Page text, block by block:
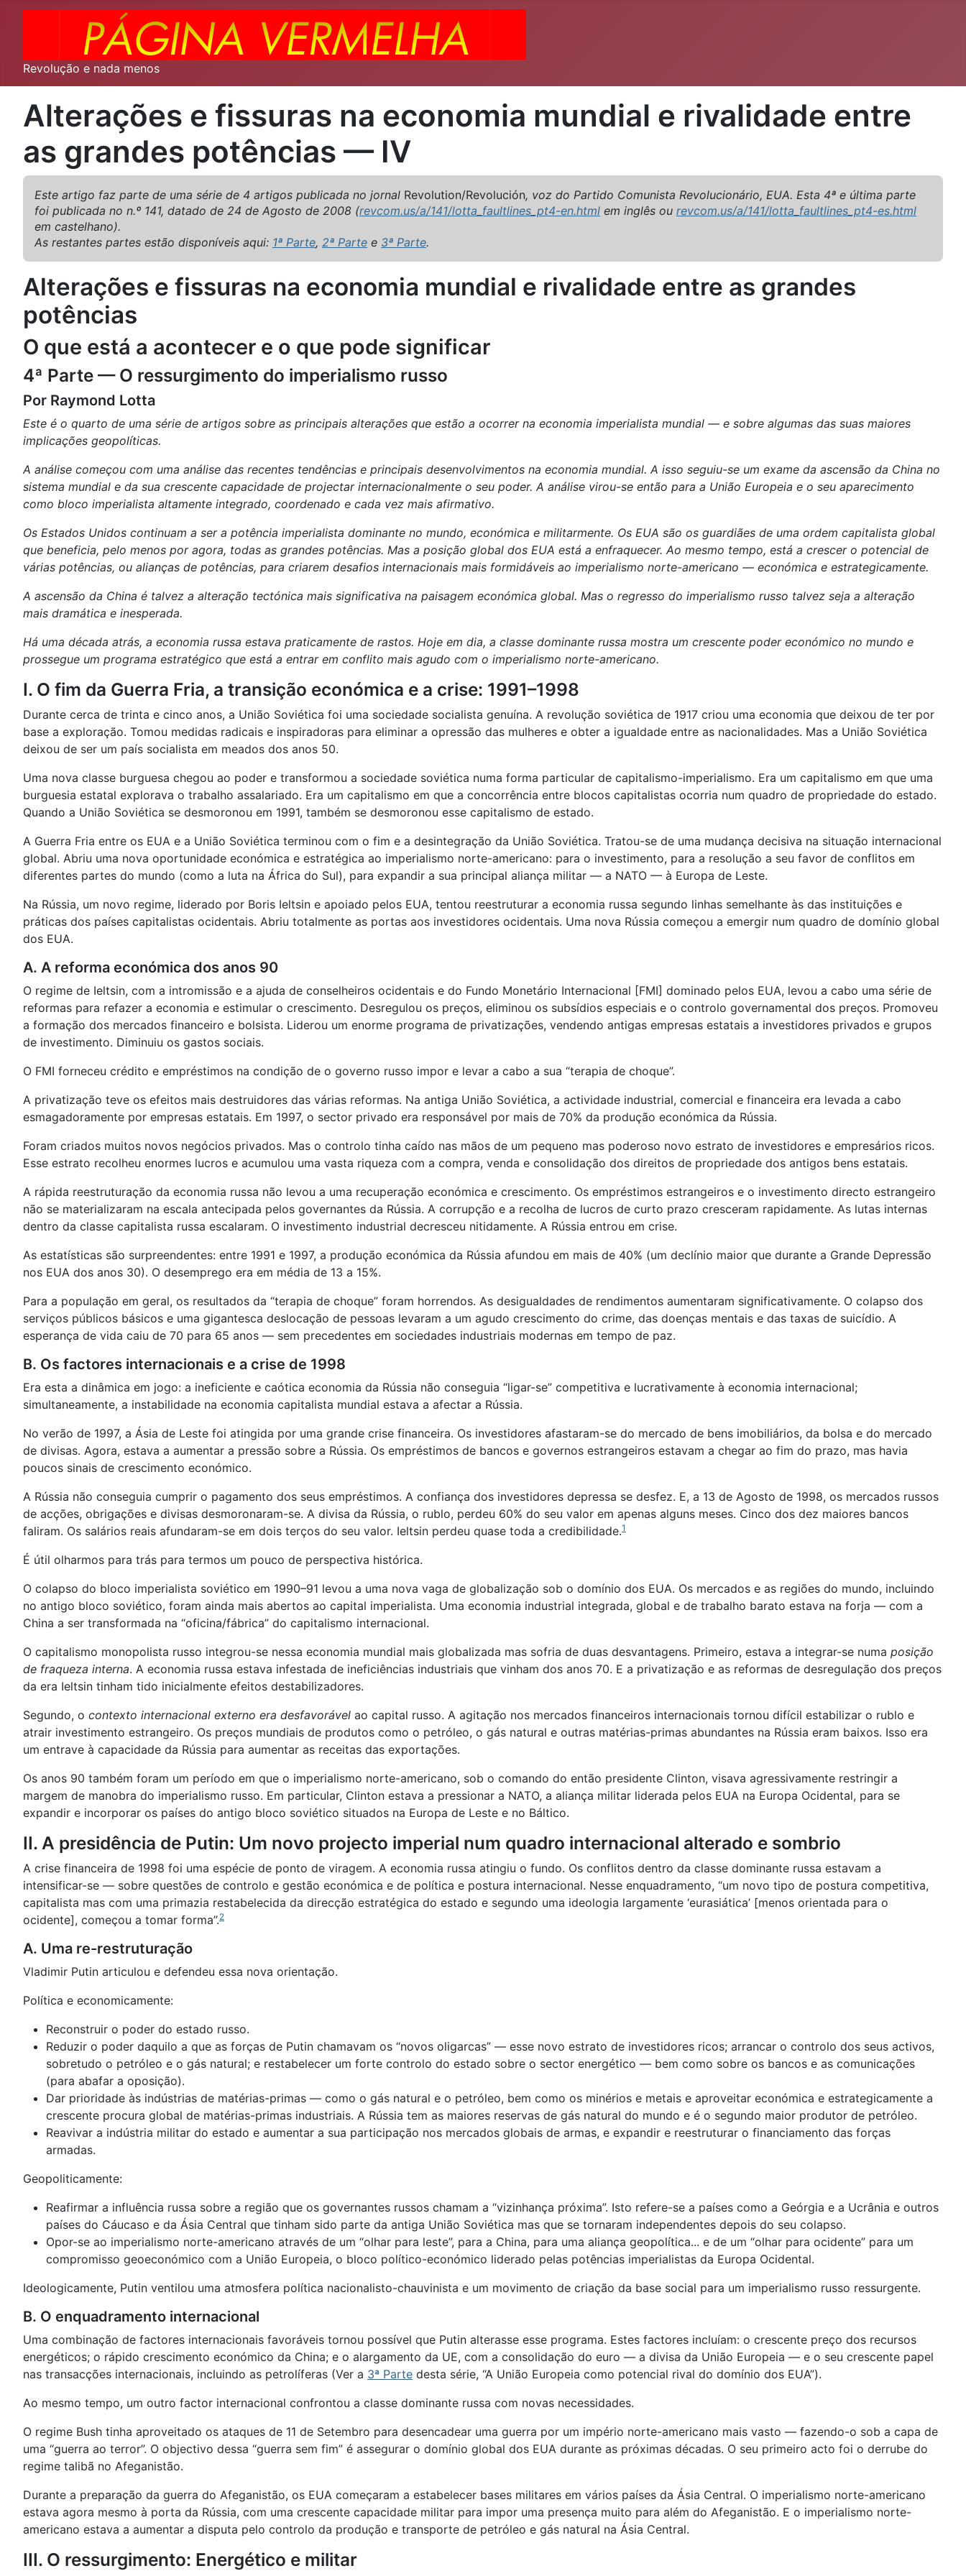
Revolução e nada menos
Alterações e fissuras na economia mundial e rivalidade entre
as grandes potências — IV
Este artigo faz parte de uma série de 4 artigos publicada no jornal Revolution/Revolución, voz do Partido Comunista Revolucionário, EUA. Esta 4ª e última parte
foi publicada no n.º 141, datado de 24 de Agosto de 2008 (revcom.us/a/141/lotta_faultlines_pt4-en.html em inglês ou revcom.us/a/141/lotta_faultlines_pt4-es.html
em castelhano).
As restantes partes estão disponíveis aqui: 1ª Parte, 2ª Parte e 3ª Parte.
Alterações e fissuras na economia mundial e rivalidade entre as grandes
potências
O que está a acontecer e o que pode significar
4ª Parte — O ressurgimento do imperialismo russo
Por Raymond Lotta
Este é o quarto de uma série de artigos sobre as principais alterações que estão a ocorrer na economia imperialista mundial — e sobre algumas das suas maiores
implicações geopolíticas.
A análise começou com uma análise das recentes tendências e principais desenvolvimentos na economia mundial. A isso seguiu-se um exame da ascensão da China no
sistema mundial e da sua crescente capacidade de projectar internacionalmente o seu poder. A análise virou-se então para a União Europeia e o seu aparecimento
como bloco imperialista altamente integrado, coordenado e cada vez mais afirmativo.
Os Estados Unidos continuam a ser a potência imperialista dominante no mundo, económica e militarmente. Os EUA são os guardiães de uma ordem capitalista global
que beneficia, pelo menos por agora, todas as grandes potências. Mas a posição global dos EUA está a enfraquecer. Ao mesmo tempo, está a crescer o potencial de
várias potências, ou alianças de potências, para criarem desafios internacionais mais formidáveis ao imperialismo norte-americano — económica e estrategicamente.
A ascensão da China é talvez a alteração tectónica mais significativa na paisagem económica global. Mas o regresso do imperialismo russo talvez seja a alteração
mais dramática e inesperada.
Há uma década atrás, a economia russa estava praticamente de rastos. Hoje em dia, a classe dominante russa mostra um crescente poder económico no mundo e
prossegue um programa estratégico que está a entrar em conflito mais agudo com o imperialismo norte-americano.
I. O fim da Guerra Fria, a transição económica e a crise: 1991–1998
Durante cerca de trinta e cinco anos, a União Soviética foi uma sociedade socialista genuína. A revolução soviética de 1917 criou uma economia que deixou de ter por
base a exploração. Tomou medidas radicais e inspiradoras para eliminar a opressão das mulheres e obter a igualdade entre as nacionalidades. Mas a União Soviética
deixou de ser um país socialista em meados dos anos 50.
Uma nova classe burguesa chegou ao poder e transformou a sociedade soviética numa forma particular de capitalismo-imperialismo. Era um capitalismo em que uma
burguesia estatal explorava o trabalho assalariado. Era um capitalismo em que a concorrência entre blocos capitalistas ocorria num quadro de propriedade do estado.
Quando a União Soviética se desmoronou em 1991, também se desmoronou esse capitalismo de estado.
A Guerra Fria entre os EUA e a União Soviética terminou com o fim e a desintegração da União Soviética. Tratou-se de uma mudança decisiva na situação internacional
global. Abriu uma nova oportunidade económica e estratégica ao imperialismo norte-americano: para o investimento, para a resolução a seu favor de conflitos em
diferentes partes do mundo (como a luta na África do Sul), para expandir a sua principal aliança militar — a NATO — à Europa de Leste.
Na Rússia, um novo regime, liderado por Boris Ieltsin e apoiado pelos EUA, tentou reestruturar a economia russa segundo linhas semelhante às das instituições e
práticas dos países capitalistas ocidentais. Abriu totalmente as portas aos investidores ocidentais. Uma nova Rússia começou a emergir num quadro de domínio global
dos EUA.
A. A reforma económica dos anos 90
O regime de Ieltsin, com a intromissão e a ajuda de conselheiros ocidentais e do Fundo Monetário Internacional [FMI] dominado pelos EUA, levou a cabo uma série de
reformas para refazer a economia e estimular o crescimento. Desregulou os preços, eliminou os subsídios especiais e o controlo governamental dos preços. Promoveu
a formação dos mercados financeiro e bolsista. Liderou um enorme programa de privatizações, vendendo antigas empresas estatais a investidores privados e grupos
de investimento. Diminuiu os gastos sociais.
O FMI forneceu crédito e empréstimos na condição de o governo russo impor e levar a cabo a sua “terapia de choque”.
A privatização teve os efeitos mais destruidores das várias reformas. Na antiga União Soviética, a actividade industrial, comercial e financeira era levada a cabo
esmagadoramente por empresas estatais. Em 1997, o sector privado era responsável por mais de 70% da produção económica da Rússia.
Foram criados muitos novos negócios privados. Mas o controlo tinha caído nas mãos de um pequeno mas poderoso novo estrato de investidores e empresários ricos.
Esse estrato recolheu enormes lucros e acumulou uma vasta riqueza com a compra, venda e consolidação dos direitos de propriedade dos antigos bens estatais.
A rápida reestruturação da economia russa não levou a uma recuperação económica e crescimento. Os empréstimos estrangeiros e o investimento directo estrangeiro
não se materializaram na escala antecipada pelos governantes da Rússia. A corrupção e a recolha de lucros de curto prazo cresceram rapidamente. As lutas internas
dentro da classe capitalista russa escalaram. O investimento industrial decresceu nitidamente. A Rússia entrou em crise.
As estatísticas são surpreendentes: entre 1991 e 1997, a produção económica da Rússia afundou em mais de 40% (um declínio maior que durante a Grande Depressão
nos EUA dos anos 30). O desemprego era em média de 13 a 15%.
Para a população em geral, os resultados da “terapia de choque” foram horrendos. As desigualdades de rendimentos aumentaram significativamente. O colapso dos
serviços públicos básicos e uma gigantesca deslocação de pessoas levaram a um agudo crescimento do crime, das doenças mentais e das taxas de suicídio. A
esperança de vida caiu de 70 para 65 anos — sem precedentes em sociedades industriais modernas em tempo de paz.
B. Os factores internacionais e a crise de 1998
Era esta a dinâmica em jogo: a ineficiente e caótica economia da Rússia não conseguia “ligar-se” competitiva e lucrativamente à economia internacional;
simultaneamente, a instabilidade na economia capitalista mundial estava a afectar a Rússia.
No verão de 1997, a Ásia de Leste foi atingida por uma grande crise financeira. Os investidores afastaram-se do mercado de bens imobiliários, da bolsa e do mercado
de divisas. Agora, estava a aumentar a pressão sobre a Rússia. Os empréstimos de bancos e governos estrangeiros estavam a chegar ao fim do prazo, mas havia
poucos sinais de crescimento económico.
A Rússia não conseguia cumprir o pagamento dos seus empréstimos. A confiança dos investidores depressa se desfez. E, a 13 de Agosto de 1998, os mercados russos
de acções, obrigações e divisas desmoronaram-se. A divisa da Rússia, o rublo, perdeu 60% do seu valor em apenas alguns meses. Cinco dos dez maiores bancos
faliram. Os salários reais afundaram-se em dois terços do seu valor. Ieltsin perdeu quase toda a credibilidade.1
É útil olharmos para trás para termos um pouco de perspectiva histórica.
O colapso do bloco imperialista soviético em 1990–91 levou a uma nova vaga de globalização sob o domínio dos EUA. Os mercados e as regiões do mundo, incluindo
no antigo bloco soviético, foram ainda mais abertos ao capital imperialista. Uma economia industrial integrada, global e de trabalho barato estava na forja — com a
China a ser transformada na “oficina/fábrica” do capitalismo internacional.
O capitalismo monopolista russo integrou-se nessa economia mundial mais globalizada mas sofria de duas desvantagens. Primeiro, estava a integrar-se numa posição
de fraqueza interna. A economia russa estava infestada de ineficiências industriais que vinham dos anos 70. E a privatização e as reformas de desregulação dos preços
da era Ieltsin tinham tido inicialmente efeitos destabilizadores.
Segundo, o contexto internacional externo era desfavorável ao capital russo. A agitação nos mercados financeiros internacionais tornou difícil estabilizar o rublo e
atrair investimento estrangeiro. Os preços mundiais de produtos como o petróleo, o gás natural e outras matérias-primas abundantes na Rússia eram baixos. Isso era
um entrave à capacidade da Rússia para aumentar as receitas das exportações.
Os anos 90 também foram um período em que o imperialismo norte-americano, sob o comando do então presidente Clinton, visava agressivamente restringir a
margem de manobra do imperialismo russo. Em particular, Clinton estava a pressionar a NATO, a aliança militar liderada pelos EUA na Europa Ocidental, para se
expandir e incorporar os países do antigo bloco soviético situados na Europa de Leste e no Báltico.
II. A presidência de Putin: Um novo projecto imperial num quadro internacional alterado e sombrio
A crise financeira de 1998 foi uma espécie de ponto de viragem. A economia russa atingiu o fundo. Os conflitos dentro da classe dominante russa estavam a
intensificar-se — sobre questões de controlo e gestão económica e de política e postura internacional. Nesse enquadramento, “um novo tipo de postura competitiva,
capitalista mas com uma primazia restabelecida da direcção estratégica do estado e segundo uma ideologia largamente ‘eurasiática’ [menos orientada para o
ocidente], começou a tomar forma”.2
A. Uma re-restruturação
Vladimir Putin articulou e defendeu essa nova orientação.
Política e economicamente:
Reconstruir o poder do estado russo.
Reduzir o poder daquilo a que as forças de Putin chamavam os “novos oligarcas” — esse novo estrato de investidores ricos; arrancar o controlo dos seus activos,
sobretudo o petróleo e o gás natural; e restabelecer um forte controlo do estado sobre o sector energético — bem como sobre os bancos e as comunicações
(para abafar a oposição).
Dar prioridade às indústrias de matérias-primas — como o gás natural e o petróleo, bem como os minérios e metais e aproveitar económica e estrategicamente a
crescente procura global de matérias-primas industriais. A Rússia tem as maiores reservas de gás natural do mundo e é o segundo maior produtor de petróleo.
Reavivar a indústria militar do estado e aumentar a sua participação nos mercados globais de armas, e expandir e reestruturar o financiamento das forças
armadas.
Geopoliticamente:
Reafirmar a influência russa sobre a região que os governantes russos chamam a “vizinhança próxima”. Isto refere-se a países como a Geórgia e a Ucrânia e outros
países do Cáucaso e da Ásia Central que tinham sido parte da antiga União Soviética mas que se tornaram independentes depois do seu colapso.
Opor-se ao imperialismo norte-americano através de um “olhar para leste”, para a China, para uma aliança geopolítica... e de um “olhar para ocidente” para um
compromisso geoeconómico com a União Europeia, o bloco político-económico liderado pelas potências imperialistas da Europa Ocidental.
Ideologicamente, Putin ventilou uma atmosfera política nacionalisto-chauvinista e um movimento de criação da base social para um imperialismo russo ressurgente.
B. O enquadramento internacional
Uma combinação de factores internacionais favoráveis tornou possível que Putin alterasse esse programa. Estes factores incluíam: o crescente preço dos recursos
energéticos; o rápido crescimento económico da China; e o alargamento da UE, com a consolidação do euro — a divisa da União Europeia — e o seu crescente papel
nas transacções internacionais, incluindo as petrolíferas (Ver a 3ª Parte desta série, “A União Europeia como potencial rival do domínio dos EUA”).
Ao mesmo tempo, um outro factor internacional confrontou a classe dominante russa com novas necessidades.
O regime Bush tinha aproveitado os ataques de 11 de Setembro para desencadear uma guerra por um império norte-americano mais vasto — fazendo-o sob a capa de
uma “guerra ao terror”. O objectivo dessa “guerra sem fim” é assegurar o domínio global dos EUA durante as próximas décadas. O seu primeiro acto foi o derrube do
regime talibã no Afeganistão.
Durante a preparação da guerra do Afeganistão, os EUA começaram a estabelecer bases militares em vários países da Ásia Central. O imperialismo norte-americano
estava agora mesmo à porta da Rússia, com uma crescente capacidade militar para impor uma presença muito para além do Afeganistão. E o imperialismo norte-
americano estava a aumentar a disputa pelo controlo da produção e transporte de petróleo e gás natural na Ásia Central.
III. O ressurgimento: Energético e militar